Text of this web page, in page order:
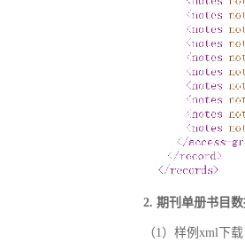
2. 期刊单册书目
（1）样例xml下载